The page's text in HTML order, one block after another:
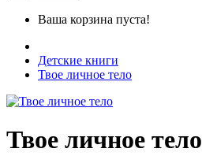
Ваша корзина пуста!
Детские книги
Твое личное тело
Твое личное тело